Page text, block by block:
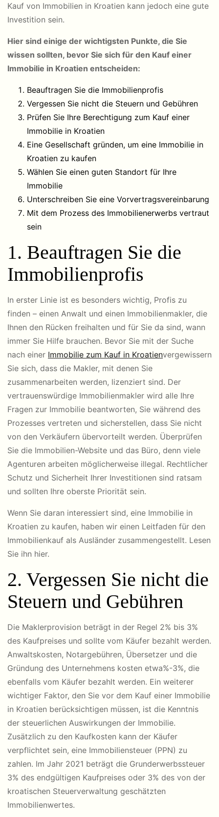
Kauf von Immobilien in Kroatien kann jedoch eine gute
Investition sein.
Hier sind einige der wichtigsten Punkte, die Sie
wissen sollten, bevor Sie sich für den Kauf einer
Immobilie in Kroatien entscheiden:
Beauftragen Sie die Immobilienprofis
Vergessen Sie nicht die Steuern und Gebühren
Prüfen Sie Ihre Berechtigung zum Kauf einer
Immobilie in Kroatien
Eine Gesellschaft gründen, um eine Immobilie in
Kroatien zu kaufen
Wählen Sie einen guten Standort für Ihre
Immobilie
Unterschreiben Sie eine Vorvertragsvereinbarung
Mit dem Prozess des Immobilienerwerbs vertraut
sein
1. Beauftragen Sie die
Immobilienprofis
In erster Linie ist es besonders wichtig, Profis zu
finden – einen Anwalt und einen Immobilienmakler, die
Ihnen den Rücken freihalten und für Sie da sind, wann
immer Sie Hilfe brauchen. Bevor Sie mit der Suche
nach einer Immobilie zum Kauf in Kroatienvergewissern
Sie sich, dass die Makler, mit denen Sie
zusammenarbeiten werden, lizenziert sind. Der
vertrauenswürdige Immobilienmakler wird alle Ihre
Fragen zur Immobilie beantworten, Sie während des
Prozesses vertreten und sicherstellen, dass Sie nicht
von den Verkäufern übervorteilt werden. Überprüfen
Sie die Immobilien-Website und das Büro, denn viele
Agenturen arbeiten möglicherweise illegal. Rechtlicher
Schutz und Sicherheit Ihrer Investitionen sind ratsam
und sollten Ihre oberste Priorität sein.
Wenn Sie daran interessiert sind, eine Immobilie in
Kroatien zu kaufen, haben wir einen Leitfaden für den
Immobilienkauf als Ausländer zusammengestellt. Lesen
Sie ihn hier.
2. Vergessen Sie nicht die
Steuern und Gebühren
Die Maklerprovision beträgt in der Regel 2% bis 3%
des Kaufpreises und sollte vom Käufer bezahlt werden.
Anwaltskosten, Notargebühren, Übersetzer und die
Gründung des Unternehmens kosten etwa%-3%, die
ebenfalls vom Käufer bezahlt werden. Ein weiterer
wichtiger Faktor, den Sie vor dem Kauf einer Immobilie
in Kroatien berücksichtigen müssen, ist die Kenntnis
der steuerlichen Auswirkungen der Immobilie.
Zusätzlich zu den Kaufkosten kann der Käufer
verpflichtet sein, eine Immobiliensteuer (PPN) zu
zahlen. Im Jahr 2021 beträgt die Grunderwerbssteuer
3% des endgültigen Kaufpreises oder 3% des von der
kroatischen Steuerverwaltung geschätzten
Immobilienwertes.